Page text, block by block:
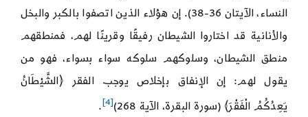
النساء، الآيتان 36-38). إن هؤلاء الذين اتصفوا بالكبر والبخل
والأنانية قد اختاروا الشيطان رفيقًا وقرينًا لهم، فمنطقهم
منطق الشيطان، وسلوكهم سلوكه سواء بسواء، فهو من
يقول لهم: إن الإنفاق بإخلاص يوجب الفقر ﴿الشَّيْطَانُ
يَعِدُكُمُ الْفَقْرَ﴾ (سورة البقرة، الآية 268)
[4]
.